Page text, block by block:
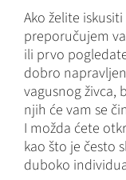
Ako želite
preporučujem
ili prvo
dobro
vagusnog živca,
njih će vam se
I možda ćete
kao što je često
duboko